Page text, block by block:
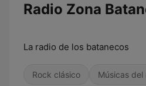
Radio Zona
La radio de los batanecos
Rock clásico Músicas del